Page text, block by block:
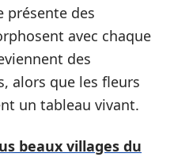
présente des
avec chaque
des
alors que les fleurs
un tableau vivant.
beaux villages du